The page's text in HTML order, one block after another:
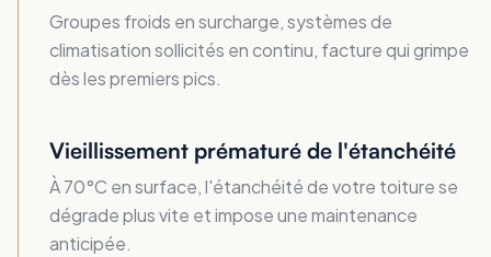
Groupes froids en surcharge, systèmes de
climatisation sollicités en continu, facture qui grimpe
dès les premiers pics.
Vieillissement prématuré de l'étanchéité
À 70°C en surface, l'étanchéité de votre toiture se
dégrade plus vite et impose une maintenance
anticipée.